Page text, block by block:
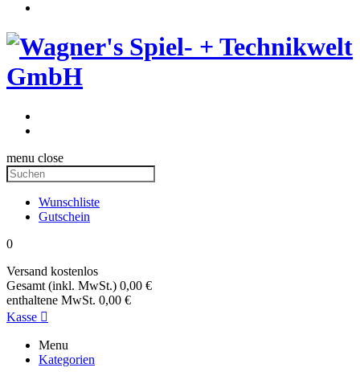
menu close
Wunschliste
Gutschein
0
Versand kostenlos
Gesamt (inkl. MwSt.) 0,00 €
enthaltene MwSt. 0,00 €
Kasse 
Menu
Kategorien